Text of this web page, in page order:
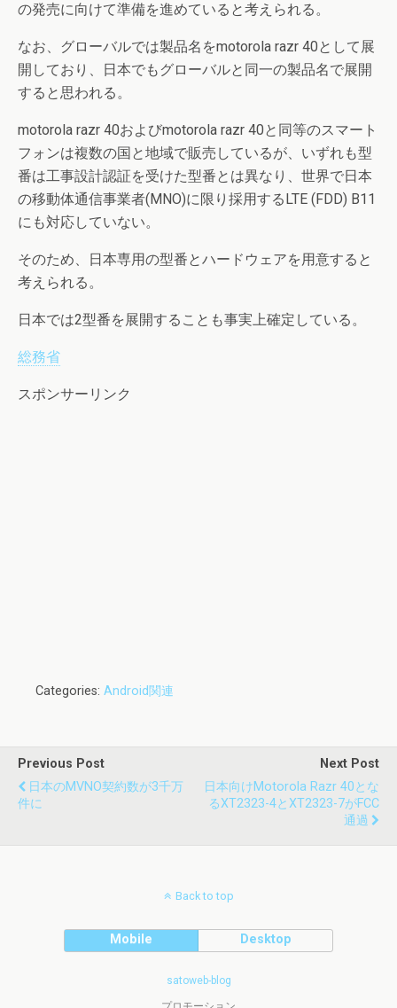
の発売に向けて準備を進めていると考えられる。
なお、グローバルでは製品名をmotorola razr 40として展
開しており、日本でもグローバルと同一の製品名で展開
すると思われる。
motorola razr 40およびmotorola razr 40と同等のスマート
フォンは複数の国と地域で販売しているが、いずれも型
番は工事設計認証を受けた型番とは異なり、世界で日本
の移動体通信事業者(MNO)に限り採用するLTE (FDD) B11
にも対応していない。
そのため、日本専用の型番とハードウェアを用意すると
考えられる。
日本では2型番を展開することも事実上確定している。
総務省
スポンサーリンク
Categories: Android関連
Previous Post
日本のMVNO契約数が3千万
件に
Next Post
日本向けmotorola Razr 40とな
るXT2323-4とXT2323-7がFCC
通過
Back to top
Mobile Desktop
satoweb-blog